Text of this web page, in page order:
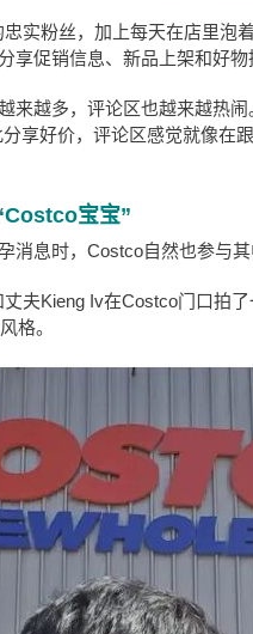
实粉丝，加上每天在店里泡
享促销信息、新品上架和好物
来越多，评论区也越来越热
享好价，评论区感觉就像在
宝宝”
消息时，Costco自然也参与其
丈夫Kieng Iv在Costco门口拍
格。